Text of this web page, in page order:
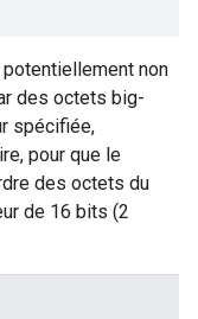
non
des octets big-
spécifiée,
pour que le
des octets du
de 16 bits (2